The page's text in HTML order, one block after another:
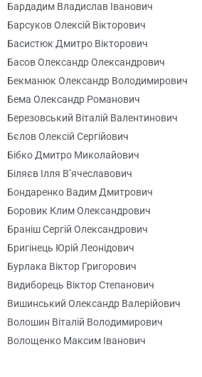
Бардадим Владислав Іванович
Барсуков Олексій Вікторович
Басистюк Дмитро Вікторович
Басов Олександр Олександрович
Бекманюк Олександр Володимирович
Бема Олександр Романович
Березовський Віталій Валентинович
Бєлов Олексій Сергійович
Бібко Дмитро Миколайович
Біляєв Ілля В’ячеславович
Бондаренко Вадим Дмитрович
Боровик Клим Олександрович
Браніш Сергій Олександрович
Бригінець Юрій Леонідович
Бурлака Віктор Григорович
Видиборець Віктор Степанович
Вишинський Олександр Валерійович
Волошин Віталій Володимирович
Волощенко Максим Іванович